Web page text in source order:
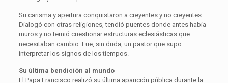
Su carisma y apertura conquistaron a creyentes y no creyentes.
Dialogó con otras religiones, tendió puentes donde antes había
muros y no temió cuestionar estructuras eclesiásticas que
necesitaban cambio. Fue, sin duda, un pastor que supo
interpretar los signos de los tiempos.
Su última bendición al mundo
El Papa Francisco realizó su última aparición pública durante la